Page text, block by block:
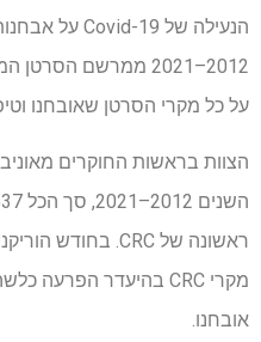
2012–2021 ממרשם
על כל מקרי הסרטן שאובחנו וטיפול
הצוות בראשות החוקרים
אובחנו.